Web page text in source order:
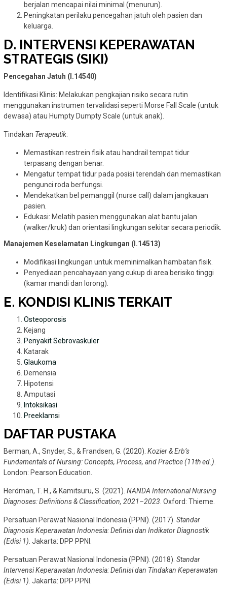
berjalan mencapai nilai minimal (menurun).
Peningkatan perilaku pencegahan jatuh oleh pasien dan
keluarga.
D. INTERVENSI KEPERAWATAN
STRATEGIS (SIKI)
Pencegahan Jatuh (I.14540)
Identifikasi Klinis: Melakukan pengkajian risiko secara rutin
menggunakan instrumen tervalidasi seperti Morse Fall Scale (untuk
dewasa) atau Humpty Dumpty Scale (untuk anak).
Tindakan Terapeutik:
Memastikan restrein fisik atau handrail tempat tidur
terpasang dengan benar.
Mengatur tempat tidur pada posisi terendah dan memastikan
pengunci roda berfungsi.
Mendekatkan bel pemanggil (nurse call) dalam jangkauan
pasien.
Edukasi: Melatih pasien menggunakan alat bantu jalan
(walker/kruk) dan orientasi lingkungan sekitar secara periodik.
Manajemen Keselamatan Lingkungan (I.14513)
Modifikasi lingkungan untuk meminimalkan hambatan fisik.
Penyediaan pencahayaan yang cukup di area berisiko tinggi
(kamar mandi dan lorong).
E. KONDISI KLINIS TERKAIT
Osteoporosis
Kejang
Penyakit Sebrovaskuler
Katarak
Glaukoma
Demensia
Hipotensi
Amputasi
Intoksikasi
Preeklamsi
DAFTAR PUSTAKA
Berman, A., Snyder, S., & Frandsen, G. (2020). Kozier & Erb’s
Fundamentals of Nursing: Concepts, Process, and Practice (11th ed.)
London: Pearson Education.
Herdman, T. H., & Kamitsuru, S. (2021). NANDA International Nursing
Diagnoses: Definitions & Classification, 2021–2023 . Oxford: Thieme.
Persatuan Perawat Nasional Indonesia (PPNI). (2017). Standar
Diagnosis Keperawatan Indonesia: Definisi dan Indikator Diagnostik
(Edisi 1) . Jakarta: DPP PPNI.
Persatuan Perawat Nasional Indonesia (PPNI). (2018). Standar
Intervensi Keperawatan Indonesia: Definisi dan Tindakan Keperawatan
(Edisi 1) . Jakarta: DPP PPNI.